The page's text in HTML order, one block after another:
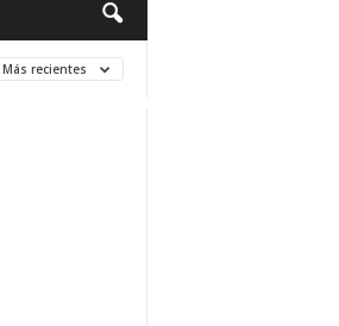
Más recientes